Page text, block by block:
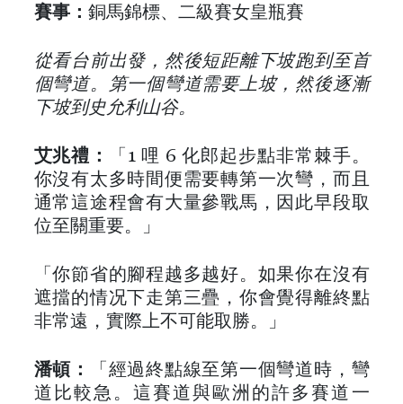
賽事： 銅馬錦標、二級賽女皇瓶賽
從看台前出發，然後短距離下坡跑到至首
個彎道。第一個彎道需要上坡，然後逐漸
下坡到史允利山谷。
艾兆禮：
「1 哩 6 化郎起步點非常棘手。
你沒有太多時間便需要轉第一次彎，而且
通常這途程會有大量參戰馬，因此早段取
位至關重要。」
「你節省的腳程越多越好。如果你在沒有
遮擋的情况下走第三疊，你會覺得離終點
非常遠，實際上不可能取勝。」
潘頓：
「經過終點線至第一個彎道時，彎
道比較急。這賽道與歐洲的許多賽道一